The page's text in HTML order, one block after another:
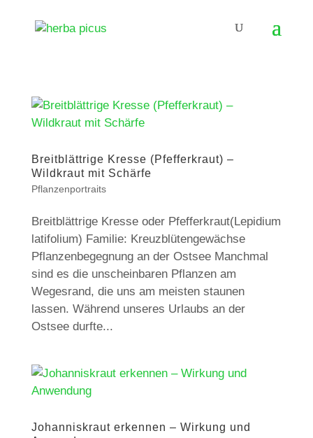
Breitblättrige Kresse (Pfefferkraut) –
Wildkraut mit Schärfe
Pflanzenportraits
Breitblättrige Kresse oder Pfefferkraut(Lepidium
latifolium) Familie: Kreuzblütengewächse
Pflanzenbegegnung an der Ostsee Manchmal
sind es die unscheinbaren Pflanzen am
Wegesrand, die uns am meisten staunen
lassen. Während unseres Urlaubs an der
Ostsee durfte...
Johanniskraut erkennen – Wirkung und